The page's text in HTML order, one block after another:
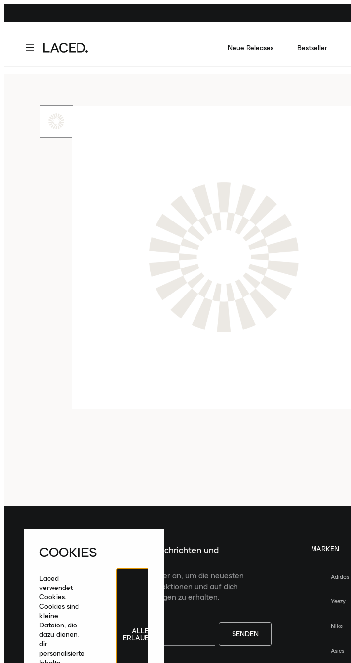
Neue Releases Bestseller
Melde dich für die neuesten Nachrichten und
Veröffentlichungen an
Melde dich für den Laced Newsletter an, um die neuesten
Veröffentlichungen, kuratierte Kollektionen und auf dich
zugeschnittene Produktempfehlungen zu erhalten.
SENDEN
MARKEN
Adidas
Yeezy
Nike
Asics
COOKIES
Laced
verwendet
Cookies.
Cookies sind
kleine
Dateien, die
dazu dienen,
dir
personalisierte
ALLE
ERLAUBEN